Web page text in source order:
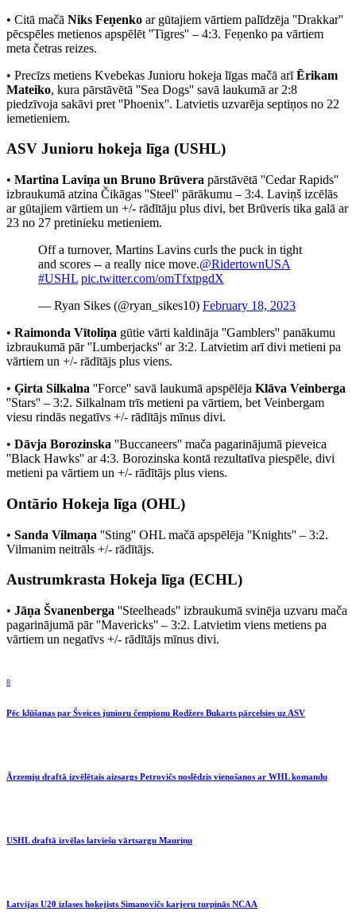
• Citā mačā Niks Feņenko ar gūtajiem vārtiem palīdzēja ''Drakkar''
pēcspēles metienos apspēlēt ''Tigres'' – 4:3. Feņenko pa vārtiem
meta četras reizes.
• Precīzs metiens Kvebekas Junioru hokeja līgas mačā arīĒrikam
Mateiko, kura pārstāvētā ''Sea Dogs'' savā laukumā ar 2:8
piedzīvoja sakāvi pret ''Phoenix''. Latvietis uzvarēja septiņos no 22
iemetieniem.
ASV Junioru hokeja līga (USHL)
• Martina Laviņa un Bruno Brūvera pārstāvētā ''Cedar Rapids''
izbraukumā atzina Čikāgas ''Steel'' pārākumu – 3:4. Laviņš izcēlās
ar gūtajiem vārtiem un +/- rādītāju plus divi, bet Brūveris tika galā ar
23 no 27 pretinieku metieniem.
Off a turnover, Martins Lavins curls the puck in tight
and scores -- a really nice move.@RidertownUSA
#USHL pic.twitter.com/omTfxtpgdX
— Ryan Sikes (@ryan_sikes10) February 18, 2023
• Raimonda Vītoliņa gūtie vārti kaldināja ''Gamblers'' panākumu
izbraukumā pār ''Lumberjacks'' ar 3:2. Latvietim arī divi metieni pa
vārtiem un +/- rādītājs plus viens.
• Ģirta Silkalna ''Force'' savā laukumā apspēlēja Klāva Veinberga
''Stars'' – 3:2. Silkalnam trīs metieni pa vārtiem, bet Veinbergam
viesu rindās negatīvs +/- rādītājs mīnus divi.
• Dāvja Borozinska ''Buccaneers'' mača pagarinājumā pieveica
''Black Hawks'' ar 4:3. Borozinska kontā rezultatīva piespēle, divi
metieni pa vārtiem un +/- rādītājs plus viens.
Ontārio Hokeja līga (OHL)
• Sanda Vilmaņa ''Sting'' OHL mačā apspēlēja ''Knights'' – 3:2.
Vilmanim neitrāls +/- rādītājs.
Austrumkrasta Hokeja līga (ECHL)
• Jāņa Švanenberga ''Steelheads'' izbraukumā svinēja uzvaru mača
pagarinājumā pār ''Mavericks'' – 3:2. Latvietim viens metiens pa
vārtiem un negatīvs +/- rādītājs mīnus divi.
8
Pēc kļūšanas par Šveices junioru čempionu Rodžers Bukarts pārcelsies uz ASV
Ārzemju draftā izvēlētais aizsargs Petrovičs noslēdzis vienošanos ar WHL komandu
USHL draftā izvēlas latviešu vārtsargu Mauriņu
Latvijas U20 izlases hokejists Simanovičs karjeru turpinās NCAA